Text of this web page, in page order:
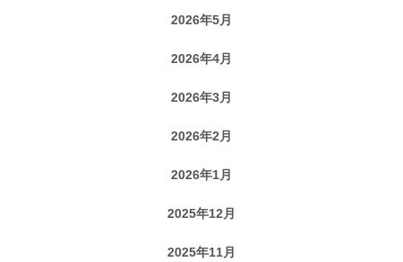
2026年5月
2026年4月
2026年3月
2026年2月
2026年1月
2025年12月
2025年11月